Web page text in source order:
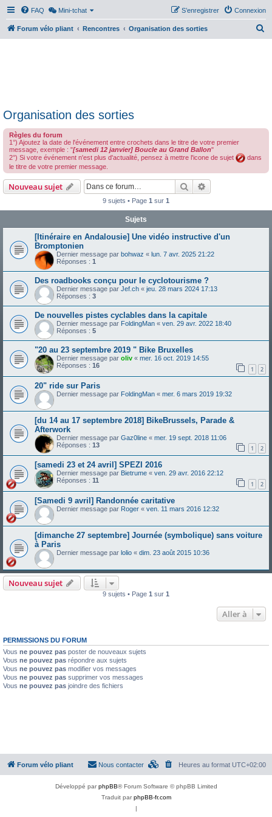
FAQ Mini-tchat Connexion
S’enregistrer
Forum vélo pliant Rencontres Organisation des sorties
h
Organisation des sorties
Règles du forum
1°) Ajoutez la date de l'événement entre crochets dans le titre de votre premier
message, exemple : "[samedi 12 janvier] Boucle au Grand Ballon"
2°) Si votre événement n'est plus d'actualité, pensez à mettre l'icone de sujet
dans
le titre de votre premier message.
Nouveau sujet Rechercher
9 sujets • Page 1 sur 1
Sujets
[Itinéraire en Andalousie] Une vidéo instructive d'un
Bromptonien
Dernier message par bohwaz « lun. 7 avr. 2025 21:22
Réponses : 1
Des roadbooks conçu pour le cyclotourisme ?
Dernier message par Jef.ch « jeu. 28 mars 2024 17:13
Réponses : 3
De nouvelles pistes cyclables dans la capitale
Dernier message par FoldingMan « ven. 29 avr. 2022 18:40
Réponses : 5
"20 au 23 septembre 2019 " Bike Bruxelles
Dernier message par oliv « mer. 16 oct. 2019 14:55
Réponses : 16 1 2
20" ride sur Paris
Dernier message par FoldingMan « mer. 6 mars 2019 19:32
[du 14 au 17 septembre 2018] BikeBrussels, Parade &
Afterwork
Dernier message par Gaz0line « mer. 19 sept. 2018 11:06
Réponses : 13 1 2
[samedi 23 et 24 avril] SPEZI 2016
Dernier message par Bietrume « ven. 29 avr. 2016 22:12
Réponses : 11 1 2
[Samedi 9 avril] Randonnée caritative
Dernier message par Roger « ven. 11 mars 2016 12:32
[dimanche 27 septembre] Journée (symbolique) sans voiture
à Paris
Dernier message par lolio « dim. 23 août 2015 10:36
Nouveau sujet
9 sujets • Page 1 sur 1
Aller à
PERMISSIONS DU FORUM
Vous ne pouvez pas poster de nouveaux sujets
Vous ne pouvez pas répondre aux sujets
Vous ne pouvez pas modifier vos messages
Vous ne pouvez pas supprimer vos messages
Vous ne pouvez pas joindre des fichiers
Forum vélo pliant Heures au format UTC+02:00
Nous contacter
Développé parphpBB® Forum Software © phpBB Limited
Traduit parphpBB-fr.com